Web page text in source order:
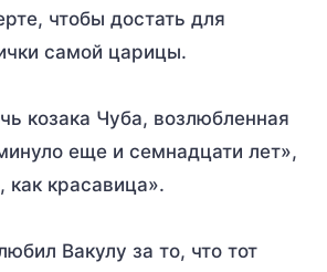
чтобы достать для
самой царицы.
козака Чуба, возлюбленная
еще и семнадцати лет»,
как красавица».
Вакулу за то, что тот